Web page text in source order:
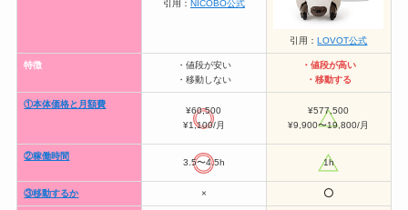
引用： NICOBO公式
引用：LOVOT公式
特徴
・値段が安い
・移動しない
・値段が高い
・移動する
①本体価格と月額費
¥60,500
¥1,100/月
¥577,500
¥9,900〜19,800/月
②稼働時間
3.5〜4.5h 1h
③移動するか × ⭕️